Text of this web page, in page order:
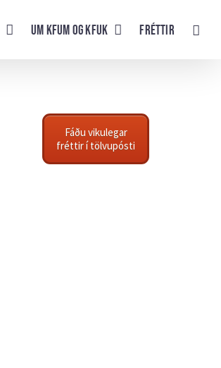
UM KFUM og KFUK Fréttir
Fáðu vikulegar
fréttir í tölvupósti